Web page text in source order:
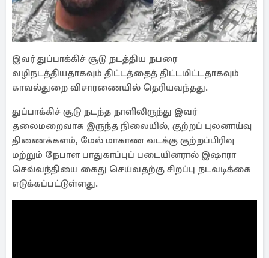
இவர் துப்பாக்கிச் சூடு நடத்திய நபரை
வழிநடத்தியதாகவும் திட்டத்தைத் திட்டமிட்டதாகவும்
காவல்துறை விசாரணையில் தெரியவந்தது.
துப்பாக்கிச் சூடு நடந்த நாளிலிருந்து இவர்
தலைமறைவாக இருந்த நிலையில், குற்றப் புலனாய்வு
திணைக்களம், மேல் மாகாண வடக்கு குற்றப்பிரிவு
மற்றும் நேபாள பாதுகாப்புப் படையினரால் இஷாரா
செவ்வந்தியை கைது செய்வதற்கு சிறப்பு நடவடிக்கை
எடுக்கப்பட்டுள்ளது.